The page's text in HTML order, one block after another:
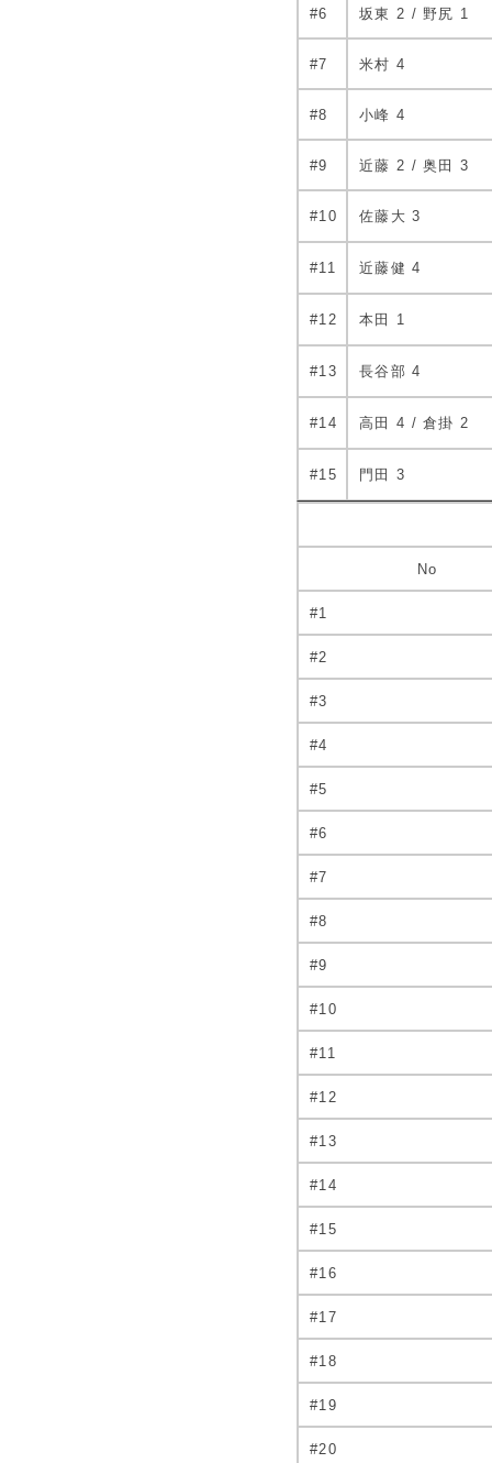
#6 坂東 2 / 野尻 1
#7 米村 4
#8 小峰 4
#9 近藤 2 / 奥田 3
#10 佐藤大 3
#11 近藤健 4
#12 本田 1
#13 長谷部 4
#14 高田 4 / 倉掛 2
#15 門田 3
No
#1
#2
#3
#4
#5
#6
#7
#8
#9
#10
#11
#12
#13
#14
#15
#16
#17
#18
#19
#20